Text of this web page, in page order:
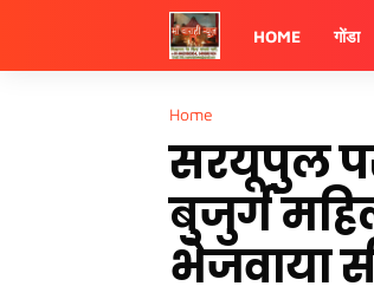
HOME गोंडा
Home
सरयूपुल पर
बुजुर्ग
भेजवाया